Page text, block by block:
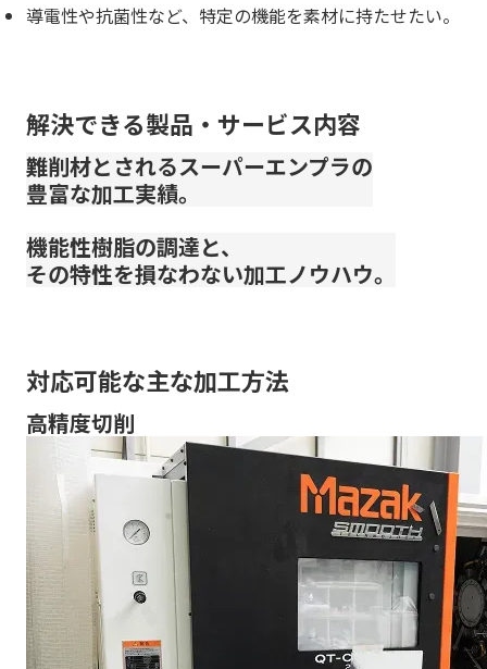
導電性や抗菌性など、特定の機能を素材に持たせたい。
解決できる製品・サービス内容
難削材とされるスーパーエンプラの
豊富な加工実績。
機能性樹脂の調達と、
その特性を損なわない加工ノウハウ。
対応可能な主な加工方法
高精度切削